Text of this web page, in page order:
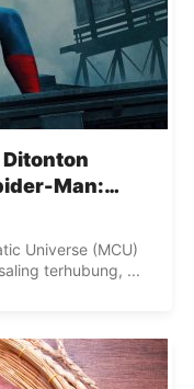
Man:
Universe (MCU)
terhubung, ...